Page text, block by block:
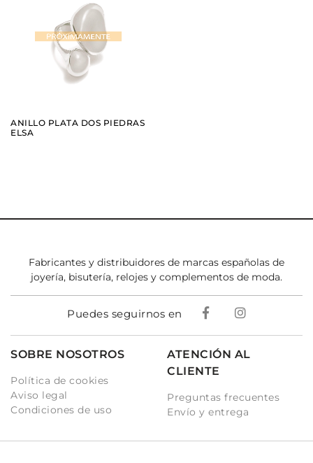
VER AÑADIR
ANILLO PLATA DOS PIEDRAS
ELSA
Fabricantes y distribuidores de marcas españolas de
joyería, bisutería, relojes y complementos de moda.
Puedes seguirnos en
SOBRE NOSOTROS
Política de cookies
Aviso legal
Condiciones de uso
ATENCIÓN AL
CLIENTE
Preguntas frecuentes
Envío y entrega